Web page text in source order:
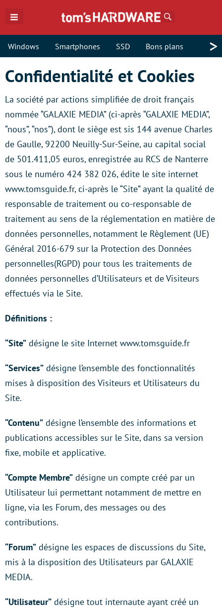
Windows Smartphones SSD Bons plans
>
Confidentialité et Cookies
La société par actions simplifiée de droit français
nommée “GALAXIE MEDIA” (ci-après “GALAXIE MEDIA”,
“nous”, “nos”), dont le siège est sis 144 avenue Charles
de Gaulle, 92200 Neuilly-Sur-Seine, au capital social
de 501.411,05 euros, enregistrée au RCS de Nanterre
sous le numéro 424 382 026, édite le site internet
www.tomsguide.fr, ci-après le “Site” ayant la qualité de
responsable de traitement ou co-responsable de
traitement au sens de la réglementation en matière de
données personnelles, notamment le Règlement (UE)
Général 2016-679 sur la Protection des Données
personnelles(RGPD) pour tous les traitements de
données personnelles d’Utilisateurs et de Visiteurs
effectués via le Site.
Définitions :
“Site” désigne le site Internet www.tomsguide.fr
“Services” désigne l’ensemble des fonctionnalités
mises à disposition des Visiteurs et Utilisateurs du
Site.
“Contenu” désigne l’ensemble des informations et
publications accessibles sur le Site, dans sa version
fixe, mobile et applicative.
“Compte Membre” désigne un compte créé par un
Utilisateur lui permettant notamment de mettre en
ligne, via les Forum, des messages ou des
contributions.
“Forum” désigne les espaces de discussions du Site,
mis à la disposition des Utilisateurs par GALAXIE
MEDIA.
“Utilisateur” désigne tout internaute ayant créé un